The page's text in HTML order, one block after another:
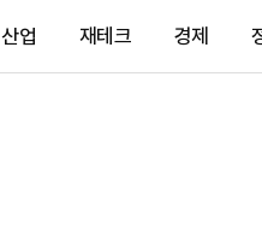
산업 재테크 경제